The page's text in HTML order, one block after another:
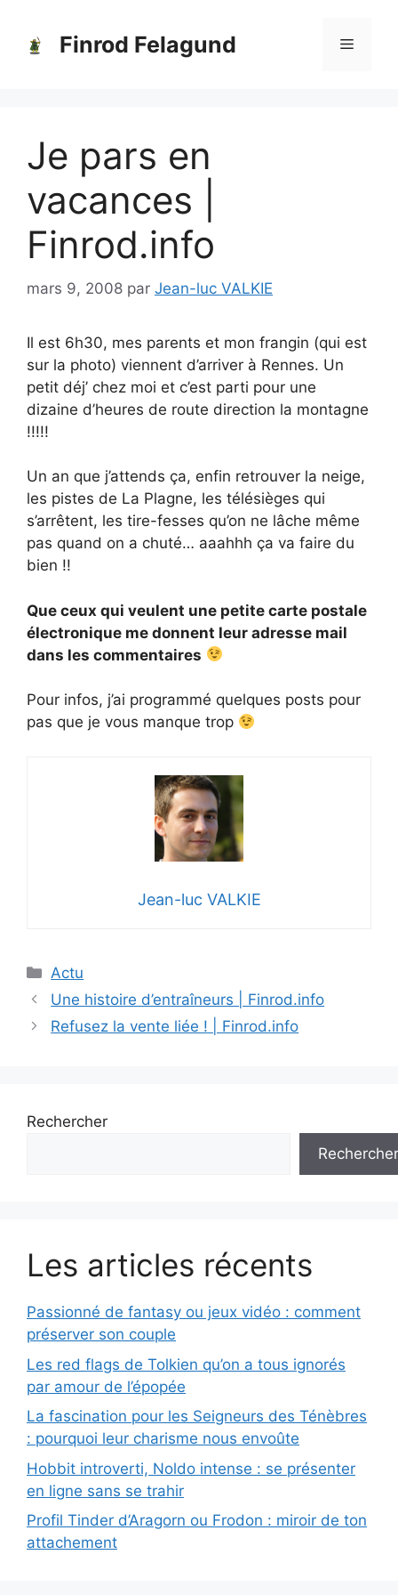
contenu
Finrod Felagund Menu
Je pars en
vacances |
Finrod.info
mars 9, 2008 par Jean-luc VALKIE
Il est 6h30, mes parents et mon frangin (qui est
sur la photo) viennent d’arriver à Rennes. Un
petit déj’ chez moi et c’est parti pour une
dizaine d’heures de route direction la montagne
!!!!!
Un an que j’attends ça, enfin retrouver la neige,
les pistes de La Plagne, les télésièges qui
s’arrêtent, les tire-fesses qu’on ne lâche même
pas quand on a chuté… aaahhh ça va faire du
bien !!
Que ceux qui veulent une petite carte postale
électronique me donnent leur adresse mail
dans les commentaires
Pour infos, j’ai programmé quelques posts pour
pas que je vous manque trop
Jean-luc VALKIE
Catégories
Actu
Une histoire d’entraîneurs | Finrod.info
Refusez la vente liée ! | Finrod.info
Rechercher
Rechercher
Les articles récents
Passionné de fantasy ou jeux vidéo : comment
préserver son couple
Les red flags de Tolkien qu’on a tous ignorés
par amour de l’épopée
La fascination pour les Seigneurs des Ténèbres
: pourquoi leur charisme nous envoûte
Hobbit introverti, Noldo intense : se présenter
en ligne sans se trahir
Profil Tinder d’Aragorn ou Frodon : miroir de ton
attachement